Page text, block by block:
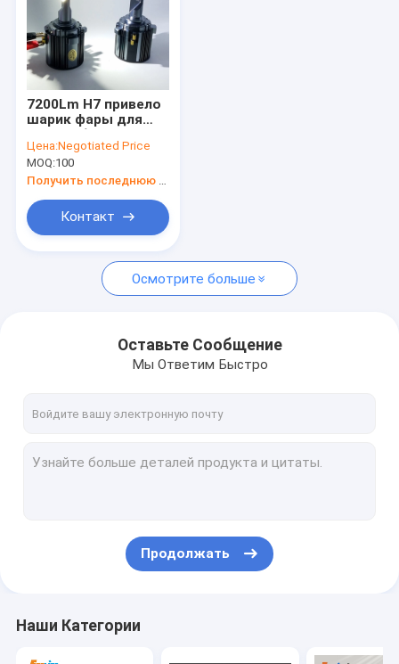
7200Lm H7 привело
шарик фары для
привело силу фары
72W
Цена:Negotiated Price
MOQ:100
Контакт
Осмотрите больше
Оставьте Сообщение
Мы Ответим Быстро
Продолжать
Наши Категории